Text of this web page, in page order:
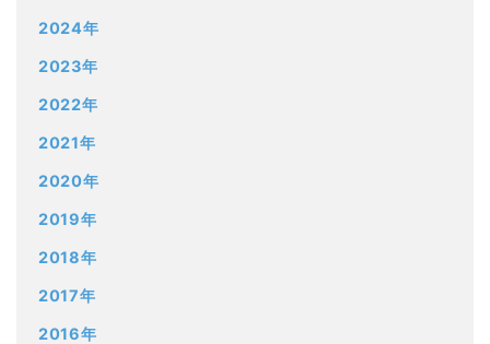
2024年
2023年
2022年
2021年
2020年
2019年
2018年
2017年
2016年